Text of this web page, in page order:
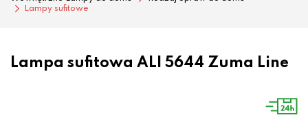
Lampy sufitowe
Lampa sufitowa ALI 5644 Zuma Line